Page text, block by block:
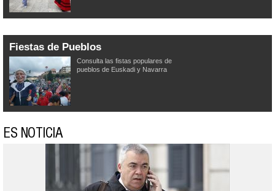
Fiestas de Pueblos
Consulta las fistas populares de
pueblos de Euskadi y Navarra
ES NOTICIA